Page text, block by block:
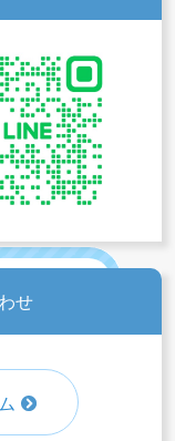
報
無料体験
せ